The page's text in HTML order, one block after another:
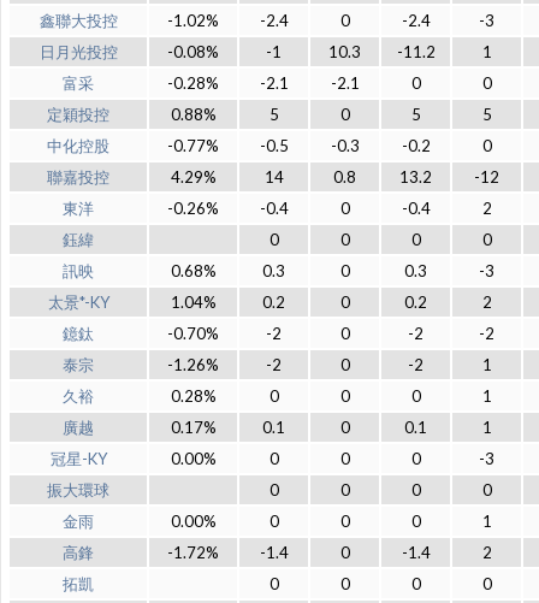
鑫聯大投控
-1.02% -2.4 0 -2.4
-3
日月光投控
-0.08% -1 10.3 -11.2
1
富采
-0.28% -2.1 -2.1 0
0
定穎投控
0.88% 5 0 5
5
中化控股
-0.77% -0.5 -0.3 -0.2
0
聯嘉投控
4.29% 14 0.8 13.2
-12
東洋
-0.26% -0.4 0 -0.4
2
鈺緯
0 0 0
0
訊映
0.68% 0.3 0 0.3
-3
太景*-KY
1.04% 0.2 0 0.2
2
鐿鈦
-0.70% -2 0 -2
-2
泰宗
-1.26% -2 0 -2
1
久裕
0.28% 0 0 0
1
廣越
0.17% 0.1 0 0.1
1
冠星-KY
0.00% 0 0 0
-3
振大環球
0 0 0
0
金雨
0.00% 0 0 0
1
高鋒
-1.72% -1.4 0 -1.4
2
拓凱
0 0 0
0